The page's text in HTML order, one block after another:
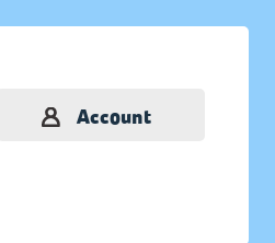
Account